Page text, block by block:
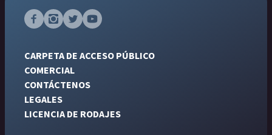
CARPETA DE ACCESO PÚBLICO
COMERCIAL
CONTÁCTENOS
LEGALES
LICENCIA DE RODAJES